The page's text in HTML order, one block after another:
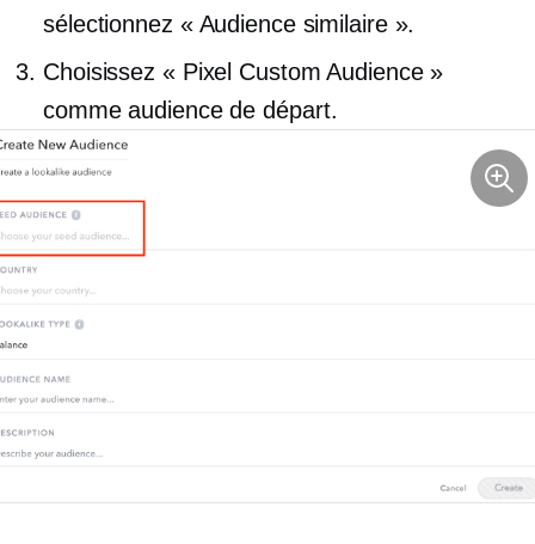
sélectionnez « Audience similaire ».
Choisissez « Pixel Custom Audience »
comme audience de départ.